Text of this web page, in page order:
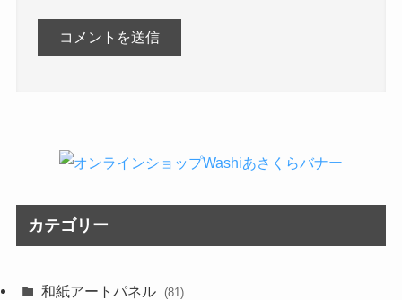
カテゴリー
和紙アートパネル (81)